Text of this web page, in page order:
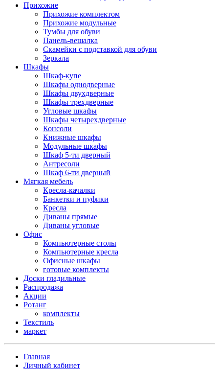
Прихожие
Прихожие комплектом
Прихожие модульные
Тумбы для обуви
Панель-вешалка
Скамейки с подставкой для обуви
Зеркала
Шкафы
Шкаф-купе
Шкафы однодверные
Шкафы двухдверные
Шкафы трехдверные
Угловые шкафы
Шкафы четырехдверные
Консоли
Книжные шкафы
Модульные шкафы
Шкаф 5-ти дверный
Антресоли
Шкаф 6-ти дверный
Мягкая мебель
Кресла-качалки
Банкетки и пуфики
Кресла
Диваны прямые
Диваны угловые
Офис
Компьютерные столы
Компьютерные кресла
Офисные шкафы
готовые комплекты
Доски гладильные
Распродажа
Акции
Ротанг
комплекты
Текстиль
маркет
Главная
Личный кабинет